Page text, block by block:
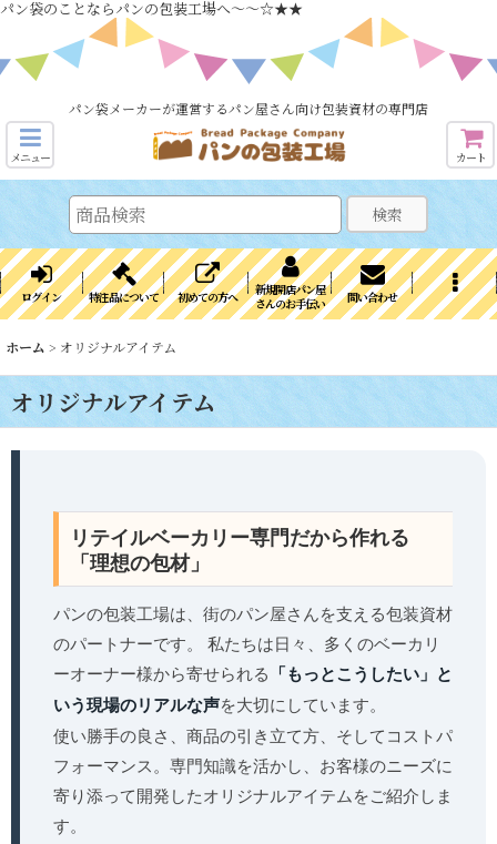
パン袋のことならパンの包装工場へ～～☆★★
パン袋メーカーが運営するパン屋さん向け包装資材の専門店
メニュー カート
検索
ログイン 特注品について 初めての方へ
新規開店パン屋
さんのお手伝い
問い合わせ
ホーム > オリジナルアイテム
オリジナルアイテム
リテイルベーカリー専門だから作れる
「理想の包材」
パンの包装工場は、街のパン屋さんを支える包装資材
のパートナーです。 私たちは日々、多くのベーカリ
ーオーナー様から寄せられる 「もっとこうしたい」と
いう現場のリアルな声を大切にしています。
使い勝手の良さ、商品の引き立て方、そしてコストパ
フォーマンス。専門知識を活かし、お客様のニーズに
寄り添って開発したオリジナルアイテムをご紹介しま
す。